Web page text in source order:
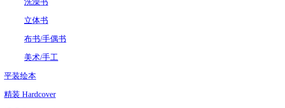
洗澡书
立体书
布书/手偶书
美术/手工
平装绘本
精装 Hardcover